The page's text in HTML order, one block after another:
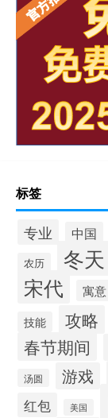
标签
专业 中国
农历 冬天
宋代 寓意
技能 攻略
春节期间
汤圆 游戏
红包
美国